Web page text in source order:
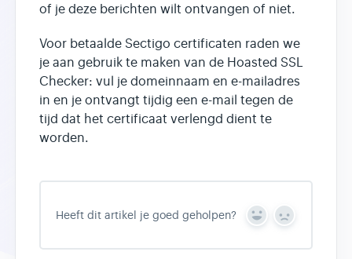
of je deze berichten wilt ontvangen of niet.
Voor betaalde Sectigo certificaten raden we
je aan gebruik te maken van de Hoasted SSL
Checker: vul je domeinnaam en e-mailadres
in en je ontvangt tijdig een e-mail tegen de
tijd dat het certificaat verlengd dient te
worden.
Heeft dit artikel je goed geholpen?
Y
s
N